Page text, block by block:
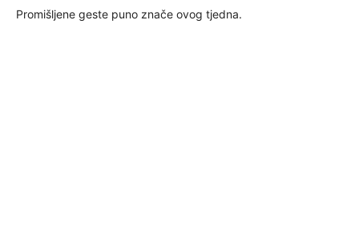
Promišljene geste puno znače ovog tjedna.